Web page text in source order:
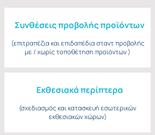
Συνθέσεις προβολής προϊόντων
(επιτραπέζια και επιδαπέδια σταντ προβολής
με / χωρίς τοποθέτηση προϊόντων )
Eκθεσιακά περίπτερα
(σχεδιασμός και κατασκευή εσωτερικών
εκθεσιακών χώρων)